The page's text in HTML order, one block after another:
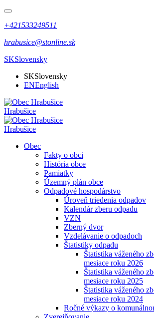
+421533249511
hrabusice@stonline.sk
SKSlovensky
SKSlovensky
ENEnglish
Hrabušice
Hrabušice
Obec
Fakty o obci
História obce
Pamiatky
Územný plán obce
Odpadové hospodárstvo
Úroveň triedenia odpadov
Kalendár zberu odpadu
VZN
Zberný dvor
Vzdelávanie o odpadoch
Štatistiky odpadu
Štatistika váženého
mesiace roku 2026
Štatistika váženého
mesiace roku 2025
Štatistika váženého
mesiace roku 2024
Ročné výkazy o